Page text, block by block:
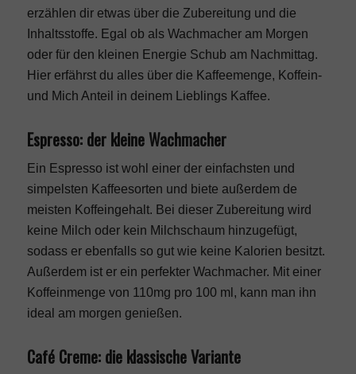
erzählen dir etwas über die Zubereitung und die
Inhaltsstoffe. Egal ob als Wachmacher am Morgen
oder für den kleinen Energie Schub am Nachmittag.
Hier erfährst du alles über die Kaffeemenge, Koffein-
und Mich Anteil in deinem Lieblings Kaffee.
Espresso: der kleine Wachmacher
Ein Espresso ist wohl einer der einfachsten und
simpelsten Kaffeesorten und biete außerdem de
meisten Koffeingehalt. Bei dieser Zubereitung wird
keine Milch oder kein Milchschaum hinzugefügt,
sodass er ebenfalls so gut wie keine Kalorien besitzt.
Außerdem ist er ein perfekter Wachmacher. Mit einer
Koffeinmenge von 110mg pro 100 ml, kann man ihn
ideal am morgen genießen.
Café Creme: die klassische Variante